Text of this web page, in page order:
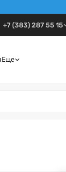
+7 (383) 287 55 15
Еще